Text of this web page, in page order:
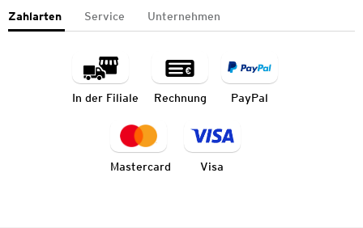
Zahlarten Service Unternehmen
In der Filiale Rechnung PayPal
Mastercard Visa